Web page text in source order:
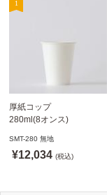
厚紙コップ
280ml(8オンス)
SMT-280 無地
※沖縄・離島 送料別途
SMT-280 無地
¥12,034 (税込)